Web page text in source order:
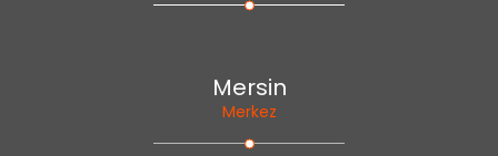
Mersin
Merkez